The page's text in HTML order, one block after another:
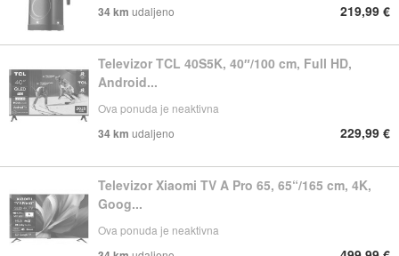
34 km udaljeno 219,99 €
Televizor TCL 40S5K, 40″/100 cm, Full HD,
Android...
Ova ponuda je neaktivna
34 km udaljeno 229,99 €
Televizor Xiaomi TV A Pro 65, 65“/165 cm, 4K,
Goog...
Ova ponuda je neaktivna